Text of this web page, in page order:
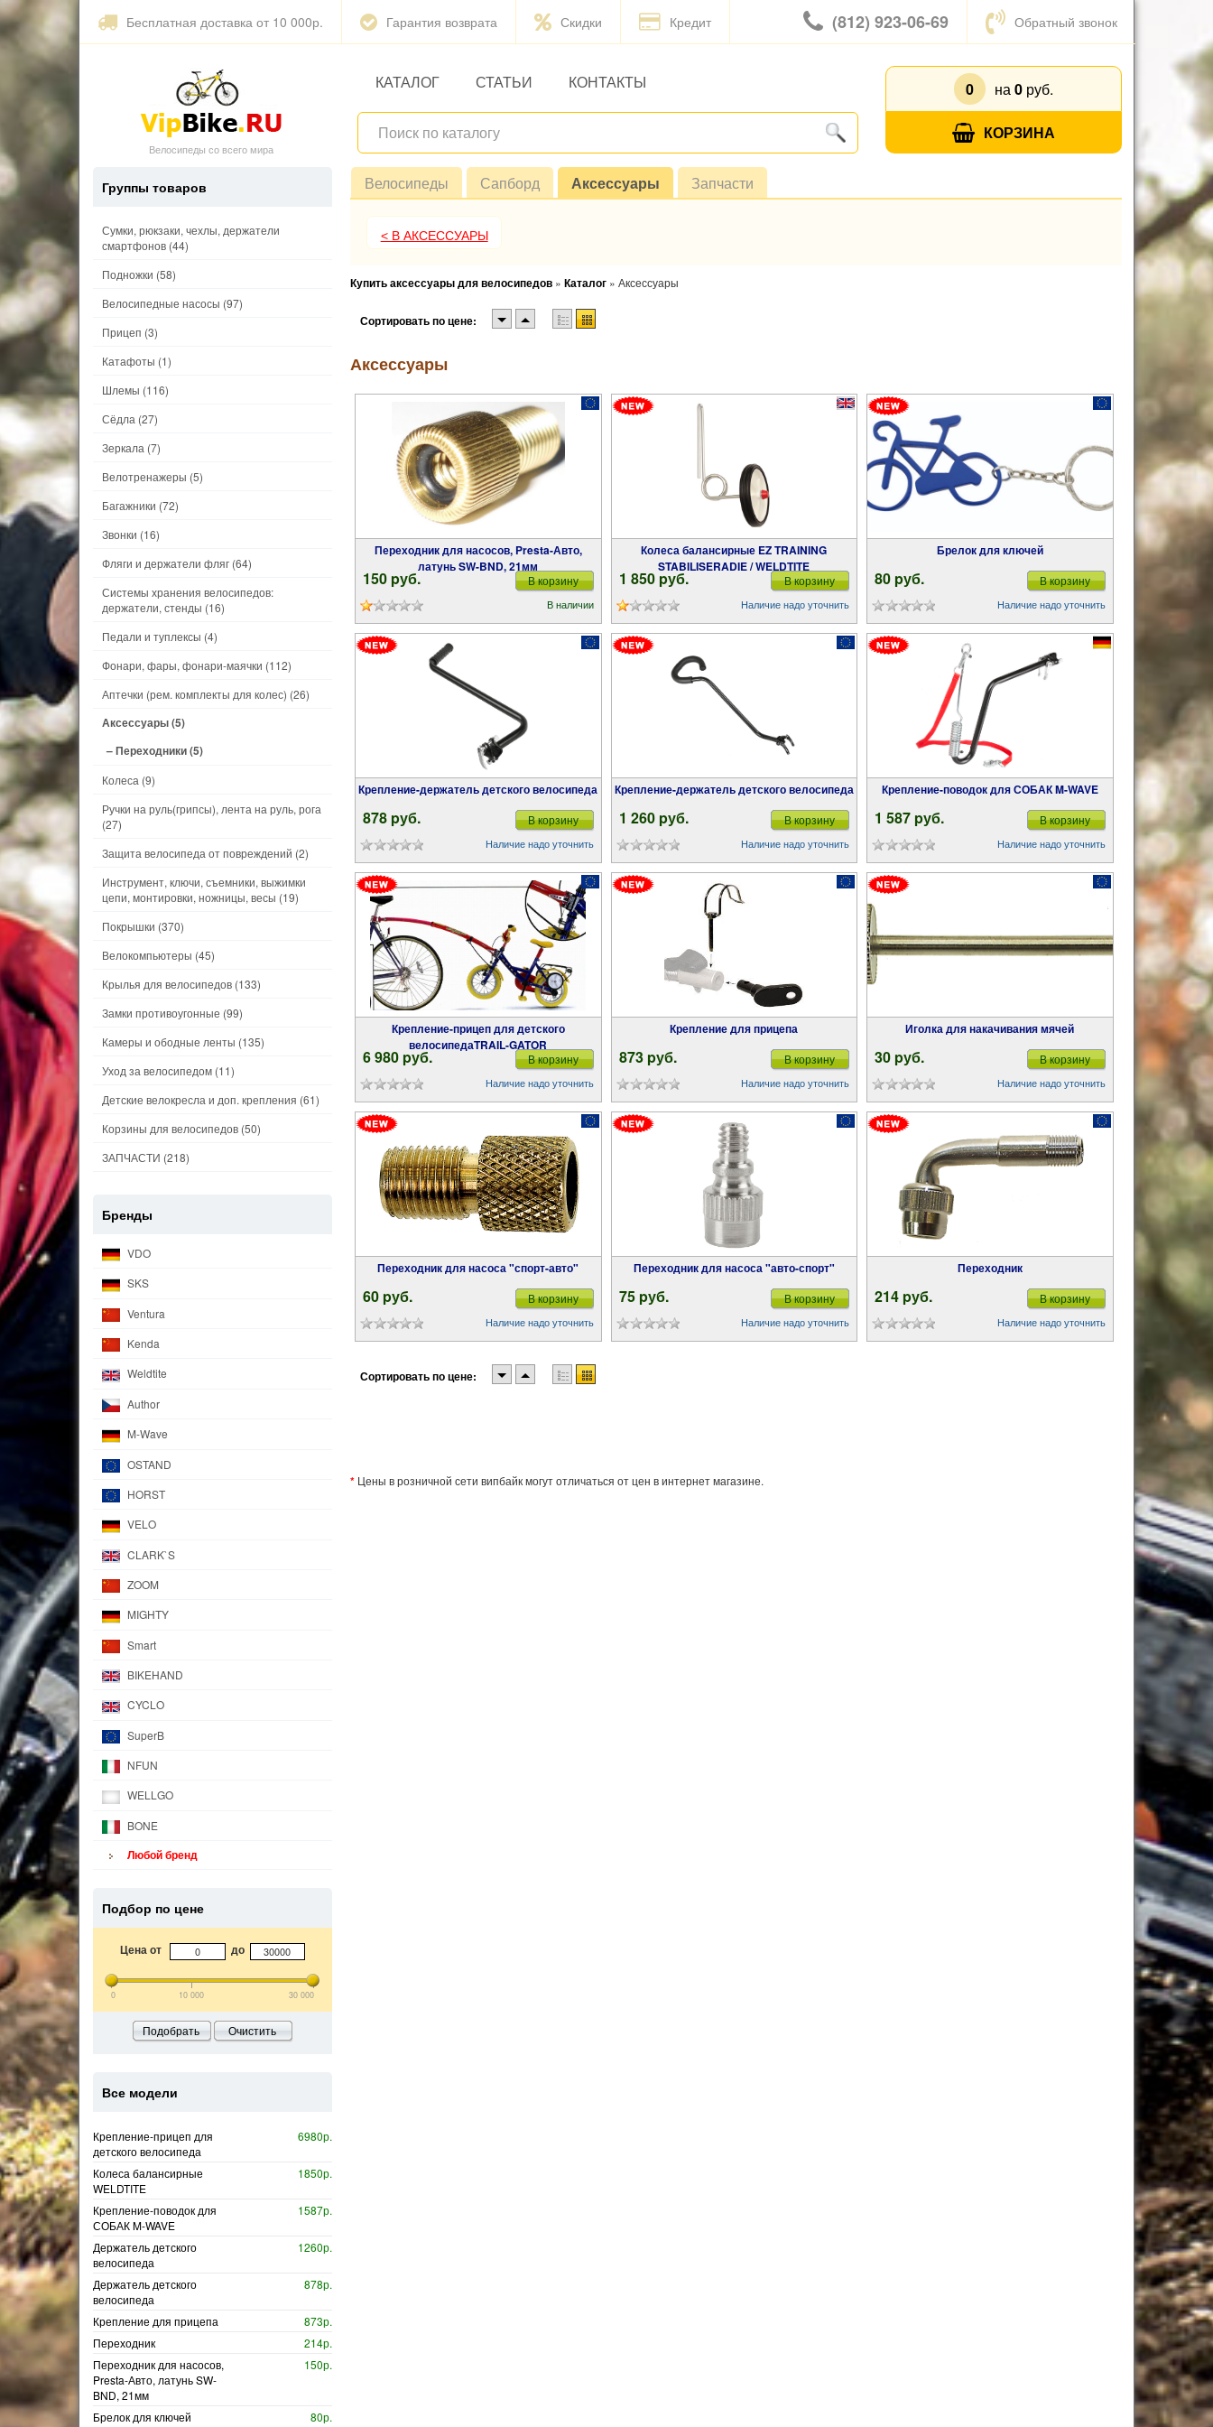
Бесплатная доставка от 10 000р. Гарантия возврата Скидки Кредит (812) 923-06-69 Обратный звонок
Велосипеды со всего мира
КАТАЛОГ СТАТЬИ КОНТАКТЫ 0 на 0руб.
КОРЗИНА
Велосипеды Сапборд Аксессуары Запчасти
< В АКСЕССУАРЫ
Купить аксессуары для велосипедов » Каталог » Аксессуары
Сортировать по цене:
Аксессуары
Переходник для насосов, Presta-Авто,
латунь SW-BND, 21мм
150 pуб. В корзину
В наличии
Колеса балансирные EZ TRAINING
STABILISERADIE / WELDTITE
1 850 pуб. В корзину
Наличие надо уточнить
Брелок для ключей
80 pуб. В корзину
Наличие надо уточнить
Крепление-держатель детского велосипеда
878 pуб. В корзину
Наличие надо уточнить
Крепление-держатель детского велосипеда
1 260 pуб. В корзину
Наличие надо уточнить
Крепление-поводок для СОБАК M-WAVE
1 587 pуб. В корзину
Наличие надо уточнить
Крепление-прицеп для детского
велосипедаTRAIL-GATOR
6 980 pуб. В корзину
Наличие надо уточнить
Крепление для прицепа
873 pуб. В корзину
Наличие надо уточнить
Иголка для накачивания мячей
30 pуб. В корзину
Наличие надо уточнить
Переходник для насоса "спорт-авто"
60 pуб. В корзину
Наличие надо уточнить
Переходник для насоса "авто-спорт"
75 pуб. В корзину
Наличие надо уточнить
Переходник
214 pуб. В корзину
Наличие надо уточнить
Сортировать по цене:
* Цены в розничной сети випбайк могут отличаться от цен в интернет магазине.
Группы товаров
Сумки, рюкзаки, чехлы, держатели
смартфонов (44)
Подножки (58)
Велосипедные насосы (97)
Прицеп (3)
Катафоты (1)
Шлемы (116)
Сёдла (27)
Зеркала (7)
Велотренажеры (5)
Багажники (72)
Звонки (16)
Фляги и держатели фляг (64)
Системы хранения велосипедов:
держатели, стенды (16)
Педали и туплексы (4)
Фонари, фары, фонари-маячки (112)
Аптечки (рем. комплекты для колес) (26)
Аксессуары(5)
– Переходники(5)
Колеса (9)
Ручки на руль(грипсы), лента на руль, рога
(27)
Защита велосипеда от повреждений (2)
Инструмент, ключи, съемники, выжимки
цепи, монтировки, ножницы, весы (19)
Покрышки (370)
Велокомпьютеры (45)
Крылья для велосипедов (133)
Замки противоугонные (99)
Камеры и ободные ленты (135)
Уход за велосипедом (11)
Детские велокресла и доп. крепления (61)
Корзины для велосипедов (50)
ЗАПЧАСТИ (218)
Бренды
VDO
SKS
Ventura
Kenda
Weldtite
Author
M-Wave
OSTAND
HORST
VELO
CLARK`S
ZOOM
MIGHTY
Smart
BIKEHAND
CYCLO
SuperB
NFUN
WELLGO
BONE
Любой бренд
Подбор по цене
Цена от до
0 10 000 30 000
Подобрать Очистить
Все модели
Крепление-прицеп для
детского велосипеда
6980р.
Колеса балансирные
WELDTITE
1850р.
Крепление-поводок для
СОБАК M-WAVE
1587р.
Держатель детского
велосипеда
1260р.
Держатель детского
велосипеда
878р.
Крепление для прицепа
873р.
Переходник
214р.
Переходник для насосов,
Presta-Авто, латунь SW-
BND, 21мм
150р.
Брелок для ключей 80р.